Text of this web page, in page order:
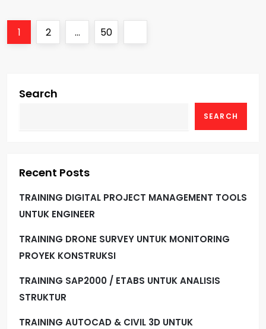
P
p
a
g
a
Page
1 Page
2 … Page
50
Search
SEARCH
Recent Posts
TRAINING DIGITAL PROJECT MANAGEMENT TOOLS
UNTUK ENGINEER
TRAINING DRONE SURVEY UNTUK MONITORING
PROYEK KONSTRUKSI
TRAINING SAP2000 / ETABS UNTUK ANALISIS
STRUKTUR
TRAINING AUTOCAD & CIVIL 3D UNTUK